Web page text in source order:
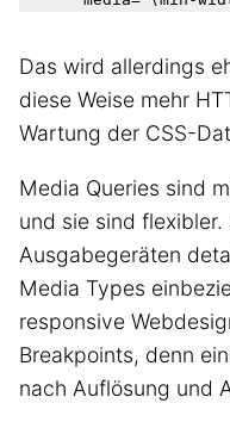
Das wird allerdings
diese Weise mehr
Wartung der CSS-
Media Queries sind
und sie sind
Ausgabegeräten
Media Types
responsive
Breakpoints, denn
nach Auflösung und